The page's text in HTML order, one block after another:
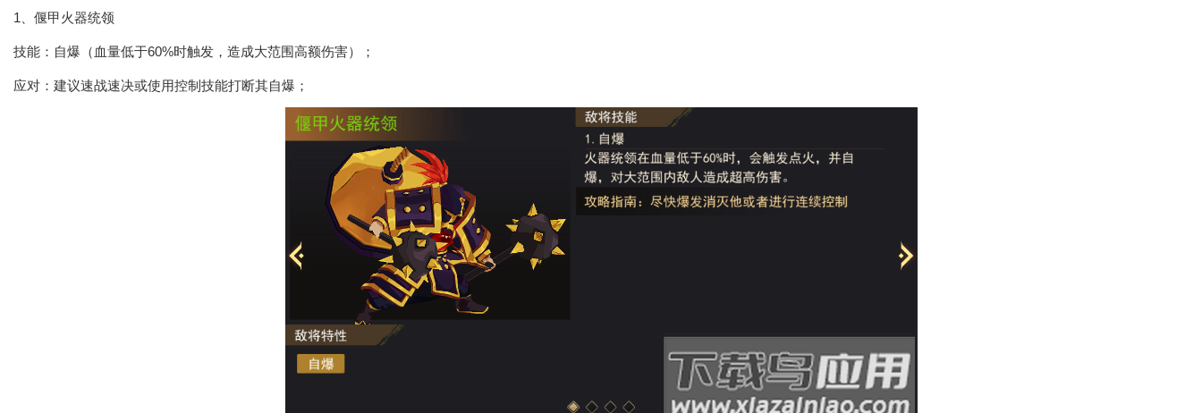
1、偃甲火器统领
技能：自爆（血量低于60%时触发，造成大范围高额伤害）；
应对：建议速战速决或使用控制技能打断其自爆；